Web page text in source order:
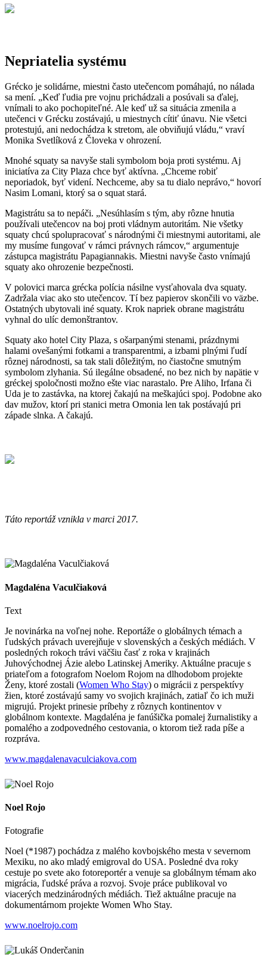
Nepriatelia systému
Grécko je solidárne, miestni často utečencom pomáhajú, no nálada
sa mení. „Keď ľudia pre vojnu prichádzali a posúvali sa ďalej,
vnímali to ako pochopiteľné. Ale keď už sa situácia zmenila a
utečenci v Grécku zostávajú, u miestnych cítiť únavu. Nie všetci
protestujú, ani nedochádza k stretom, ale obviňujú vládu,“ vraví
Monika Svetlíková z Človeka v ohrození.
Mnohé squaty sa navyše stali symbolom boja proti systému. Aj
iniciatíva za City Plaza chce byť aktívna. „Chceme robiť
neporiadok, byť videní. Nechceme, aby sa tu dialo neprávo,“ hovorí
Nasim Lomani, ktorý sa o squat stará.
Magistrátu sa to nepáči. „Nesúhlasím s tým, aby rôzne hnutia
používali utečencov na boj proti vládnym autoritám. Nie všetky
squaty chcú spolupracovať s národnými či miestnymi autoritami, ale
my musíme fungovať v rámci právnych rámcov,“ argumentuje
zástupca magistrátu Papagiannakis. Miestni navyše často vnímajú
squaty ako ohrozenie bezpečnosti.
V polovici marca grécka polícia násilne vysťahovala dva squaty.
Zadržala viac ako sto utečencov. Tí bez papierov skončili vo väzbe.
Ostatných ubytovali iné squaty. Krok napriek obrane magistrátu
vyhnal do ulíc demonštrantov.
Squaty ako hotel City Plaza, s ošarpanými stenami, prázdnymi
halami ovešanými fotkami a transparentmi, a izbami plnými ľudí
rôznej národnosti, sa tak stali dôležitým, no čiastočne smutným
symbolom zlyhania. Sú ilegálne obsadené, no bez nich by napätie v
gréckej spoločnosti možno ešte viac narastalo. Pre Aliho, Irfana či
Uda je to zastávka, na ktorej čakajú na meškajúci spoj. Podobne ako
dav mužov, ktorí pri stanici metra Omonia len tak postávajú pri
západe slnka. A čakajú.
Táto reportáž vznikla v marci 2017.
Magdaléna Vaculčiaková
Text
Je novinárka na voľnej nohe. Reportáže o globálnych témach a
ľudských právach uverejňuje v slovenských a českých médiách. V
posledných rokoch trávi väčšiu časť z roka v krajinách
Juhovýchodnej Ázie alebo Latinskej Ameriky. Aktuálne pracuje s
priateľom a fotografom Noelom Rojom na dlhodobom projekte
Ženy, ktoré zostali (Women Who Stay) o migrácii z perspektívy
žien, ktoré zostávajú samy vo svojich krajinách, zatiaľ čo ich muži
migrujú. Projekt prinesie príbehy z rôznych kontinentov v
globálnom kontexte. Magdaléna je fanúšička pomalej žurnalistiky a
pomalého a zodpovedného cestovania, o ktorom tiež rada píše a
rozpráva.
www.magdalenavaculciakova.com
Noel Rojo
Fotografie
Noel (*1987) pochádza z malého kovbojského mesta v severnom
Mexiku, no ako mladý emigroval do USA. Posledné dva roky
cestuje po svete ako fotoreportér a venuje sa globálnym témam ako
migrácia, ľudské práva a rozvoj. Svoje práce publikoval vo
viacerých medzinárodných médiách. Tiež aktuálne pracuje na
dokumentárnom projekte Women Who Stay.
www.noelrojo.com